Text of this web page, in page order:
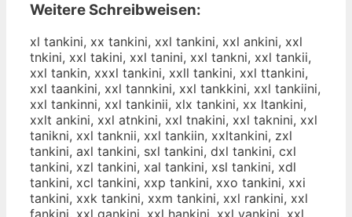
Weitere Schreibweisen:
xl tankini, xx tankini, xxl tankini, xxl ankini, xxl
tnkini, xxl takini, xxl tanini, xxl tankni, xxl tankii,
xxl tankin, xxxl tankini, xxll tankini, xxl ttankini,
xxl taankini, xxl tannkini, xxl tankkini, xxl tankiini,
xxl tankinni, xxl tankinii, xlx tankini, xx ltankini,
xxlt ankini, xxl atnkini, xxl tnakini, xxl taknini, xxl
tanikni, xxl tanknii, xxl tankiin, xxltankini, zxl
tankini, axl tankini, sxl tankini, dxl tankini, cxl
tankini, xzl tankini, xal tankini, xsl tankini, xdl
tankini, xcl tankini, xxp tankini, xxo tankini, xxi
tankini, xxk tankini, xxm tankini, xxl rankini, xxl
fankini, xxl gankini, xxl hankini, xxl yankini, xxl